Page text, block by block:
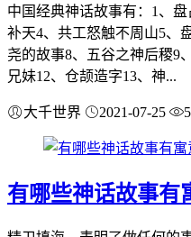
中国经典神话故事有：1、
补天4、共工怒触不周山5、
尧的故事8、五谷之神后稷9
兄妹12、仓颉造字13、神...
大千世界 2021-07-25
有哪些神话故事有